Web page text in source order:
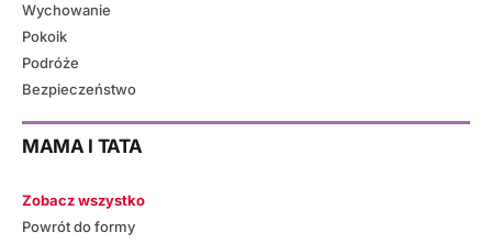
Wychowanie
Pokoik
Podróże
Bezpieczeństwo
MAMA I TATA
Zobacz wszystko
Powrót do formy